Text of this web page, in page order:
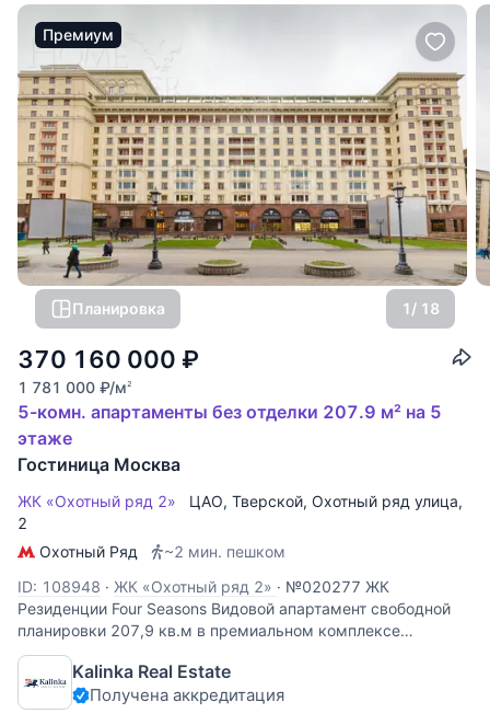
Премиум
Планировка 1 / 18
370 160 000 ₽
1 781 000 ₽/м2
5-комн. апартаменты без отделки 207.9 м² на 5
этаже
Гостиница Москва
ЖК «Охотный ряд 2» ЦАО, Тверской, Охотный ряд улица,
2
Охотный Ряд
~2 мин. пешком
ID: 108948 · ЖК «Охотный ряд 2» · №020277 ЖК
Резиденции Four Seasons Видовой апартамент свободной
планировки 207,9 кв.м в премиальном комплексе
«Гостиница Москва». В апартаменте можно спланировать:
гостиную-столовую, четыре спальни, 3 ванные комнаты.
Панорамные окна в пол.
Kalinka Real Estate
Получена аккредитация